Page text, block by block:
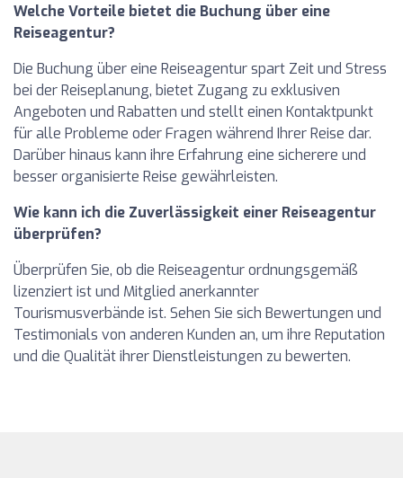
Welche Vorteile bietet die Buchung über eine
Reiseagentur?
Die Buchung über eine Reiseagentur spart Zeit und Stress
bei der Reiseplanung, bietet Zugang zu exklusiven
Angeboten und Rabatten und stellt einen Kontaktpunkt
für alle Probleme oder Fragen während Ihrer Reise dar.
Darüber hinaus kann ihre Erfahrung eine sicherere und
besser organisierte Reise gewährleisten.
Wie kann ich die Zuverlässigkeit einer Reiseagentur
überprüfen?
Überprüfen Sie, ob die Reiseagentur ordnungsgemäß
lizenziert ist und Mitglied anerkannter
Tourismusverbände ist. Sehen Sie sich Bewertungen und
Testimonials von anderen Kunden an, um ihre Reputation
und die Qualität ihrer Dienstleistungen zu bewerten.